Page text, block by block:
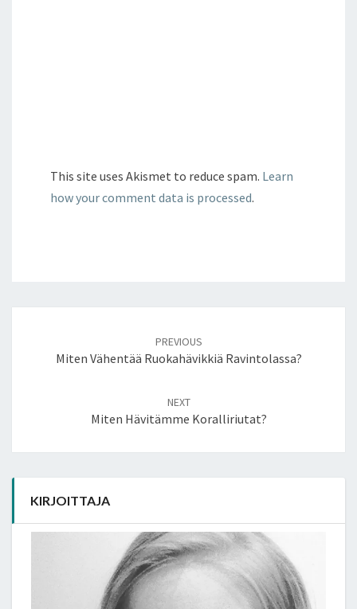
This site uses Akismet to reduce spam. Learn
how your comment data is processed.
navigation
PREVIOUS
Miten Vähentää Ruokahävikkiä Ravintolassa?
NEXT
Miten Hävitämme Koralliriutat?
KIRJOITTAJA